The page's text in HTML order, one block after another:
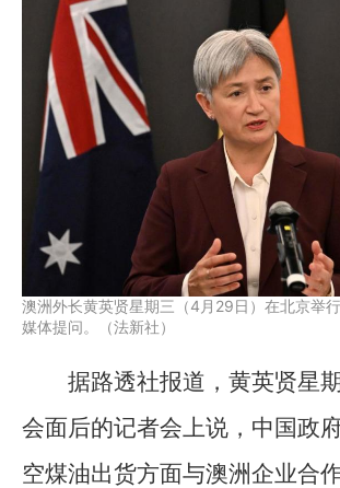
澳洲外长黄英贤星期三（4月29日）在北京举
媒体提问。（法新社）
据路透社报道，黄英贤星
会面后的记者会上说，中国政
空煤油出货方面与澳洲企业合作